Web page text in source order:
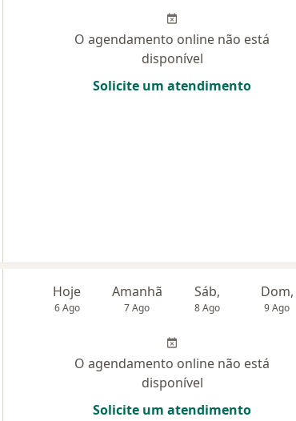
O agendamento online não está
disponível
Solicite um atendimento
Hoje
6 Ago
Amanhã
7 Ago
Sáb,
8 Ago
Dom,
9 Ago
O agendamento online não está
disponível
Solicite um atendimento